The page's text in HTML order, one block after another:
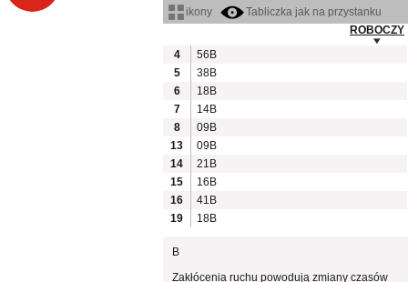
ikony
Tabliczka jak na przystanku
ROBOCZY
4
56B
5
38B
6
18B
7
14B
8
09B
13
09B
14
21B
15
16B
16
41B
19
18B
B
Zakłócenia ruchu powodują zmiany czasów